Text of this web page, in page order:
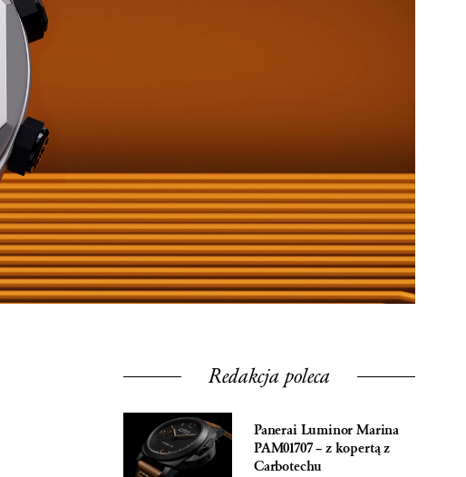
Redakcja poleca
Panerai Luminor Marina
PAM01707 – z kopertą z
Carbotechu